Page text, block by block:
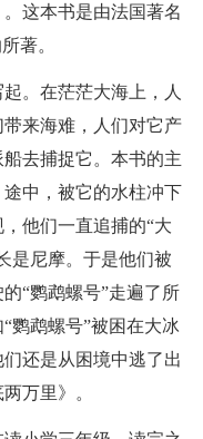
这本书是由法国著名
著。
。在茫茫大海上，人
来海难，人们对它产
去捕捉它。本书的主
中，被它的水柱冲下
他们一直追捕的“大
是尼摩。于是他们被
“鹦鹉螺号”走遍了所
鹦鹉螺号”被困在大冰
还是从困境中逃了出
万里》。